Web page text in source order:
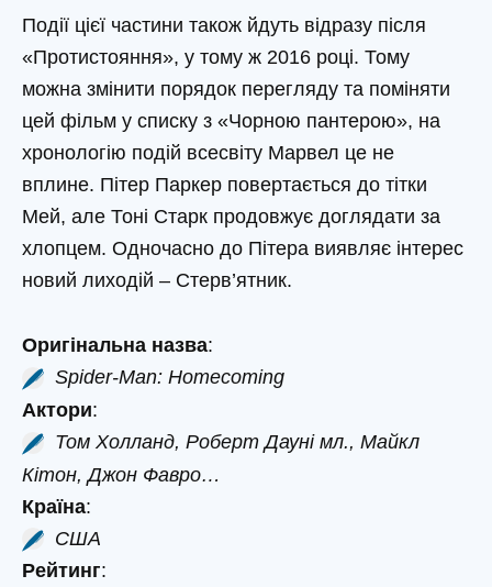
Події цієї частини також йдуть відразу після
«Протистояння», у тому ж 2016 році. Тому
можна змінити порядок перегляду та поміняти
цей фільм у списку з «Чорною пантерою», на
хронологію подій всесвіту Марвел це не
вплине. Пітер Паркер повертається до тітки
Мей, але Тоні Старк продовжує доглядати за
хлопцем. Одночасно до Пітера виявляє інтерес
новий лиходій – Стерв’ятник.
Оригінальна назва:
Spider-Man: Homecoming
Актори:
Том Холланд, Роберт Дауні мл., Майкл
Кітон, Джон Фавро…
Країна:
США
Рейтинг: